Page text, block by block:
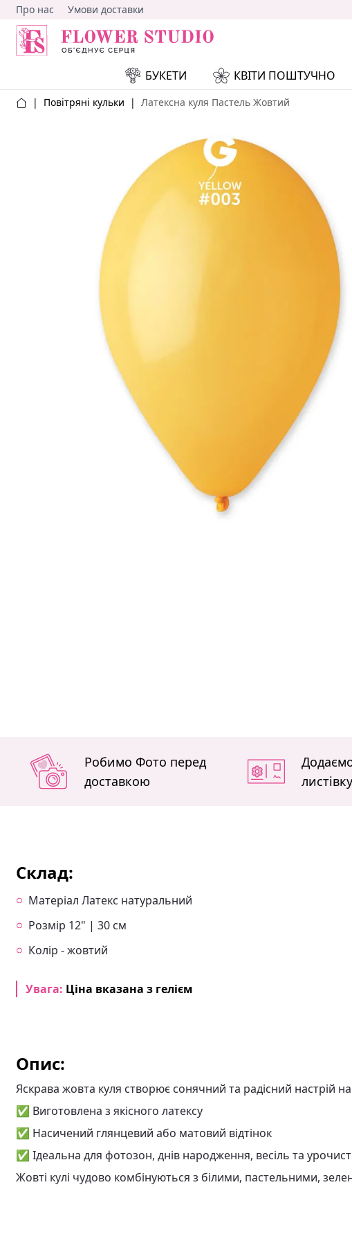
Про нас Умови доставки
БУКЕТИ КВІТИ ПОШТУЧНО
| Повітряні кульки | Латексна куля Пастель Жовтий
Робимо Фото перед
доставкою
листівку
Склад:
Матеріал Латекс натуральний
Розмір 12" | 30 см
Колір - жовтий
Увага: Ціна вказана з гелієм
Опис:
Яскрава жовта куля створює сонячний та радісний настрій
✅ Виготовлена з якісного латексу
✅ Насичений глянцевий або матовий відтінок
✅ Ідеальна для фотозон, днів народження, весіль та
Жовті кулі чудово комбінуються з білими, пастельними,